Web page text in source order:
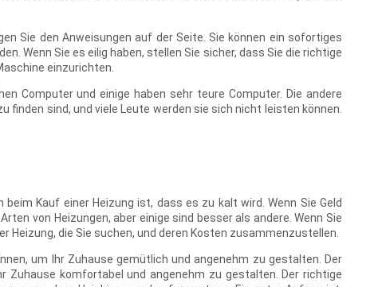
Sie den Anweisungen auf der Seite. Sie können ein sofortiges
Wenn Sie es eilig haben, stellen Sie sicher, dass Sie die richtige
einzurichten.
Computer und einige haben sehr teure Computer. Die andere
finden sind, und viele Leute werden sie sich nicht leisten können.
Kauf einer Heizung ist, dass es zu kalt wird. Wenn Sie Geld
von Heizungen, aber einige sind besser als andere. Wenn Sie
Heizung, die Sie suchen, und deren Kosten zusammenzustellen.
um Ihr Zuhause gemütlich und angenehm zu gestalten. Der
Zuhause komfortabel und angenehm zu gestalten. Der richtige